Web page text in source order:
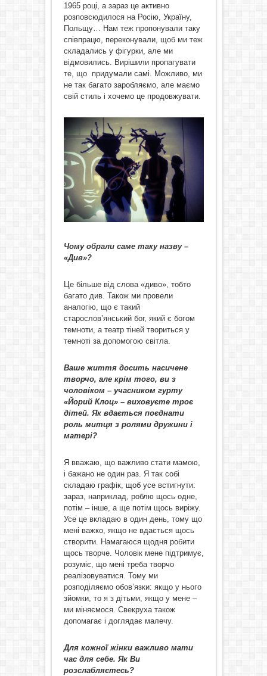
1965 році, а зараз це активно
розповсюдилося на Росію, Україну,
Польщу… Нам теж пропонували таку
співпрацю, переконували, щоб ми теж
складались у фігурки, але ми
відмовились. Вирішили пропагувати
те, що придумали самі. Можливо, ми
не так багато заробляємо, але маємо
свій стиль і хочемо це продовжувати.
Чому обрали саме таку назву –
«Див»?
Це більше від слова «диво», тобто
багато див. Також ми провели
аналогію, що є такий
старослов’янський бог, який є богом
темноти, а театр тіней твориться у
темноті за допомогою світла.
Ваше життя досить насичене
творчо, але крім того, ви з
чоловіком – учасником гурту
«Йорий Клоц» – виховуєте троє
дітей. Як вдається поєднати
роль митця з ролями дружини і
матері?
Я вважаю, що важливо стати мамою,
і бажано не один раз. Я так собі
складаю графік, щоб усе встигнути:
зараз, наприклад, роблю щось одне,
потім – інше, а ще потім щось виріжу.
Усе це вкладаю в один день, тому що
мені важко, якщо не вдається щось
створити. Намагаюся щодня робити
щось творче. Чоловік мене підтримує,
розуміє, що мені треба творчо
реалізовуватися. Тому ми
розподіляємо обов’язки: якщо у нього
зйомки, то я з дітьми, якщо у мене –
ми міняємося. Свекруха також
допомагає і доглядає малечу.
Для кожної жінки важливо мати
час для себе. Як Ви
розслабляєтесь?